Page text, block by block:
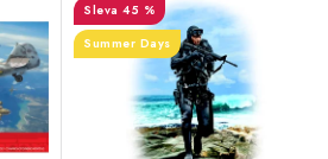
45 %
Summer Days